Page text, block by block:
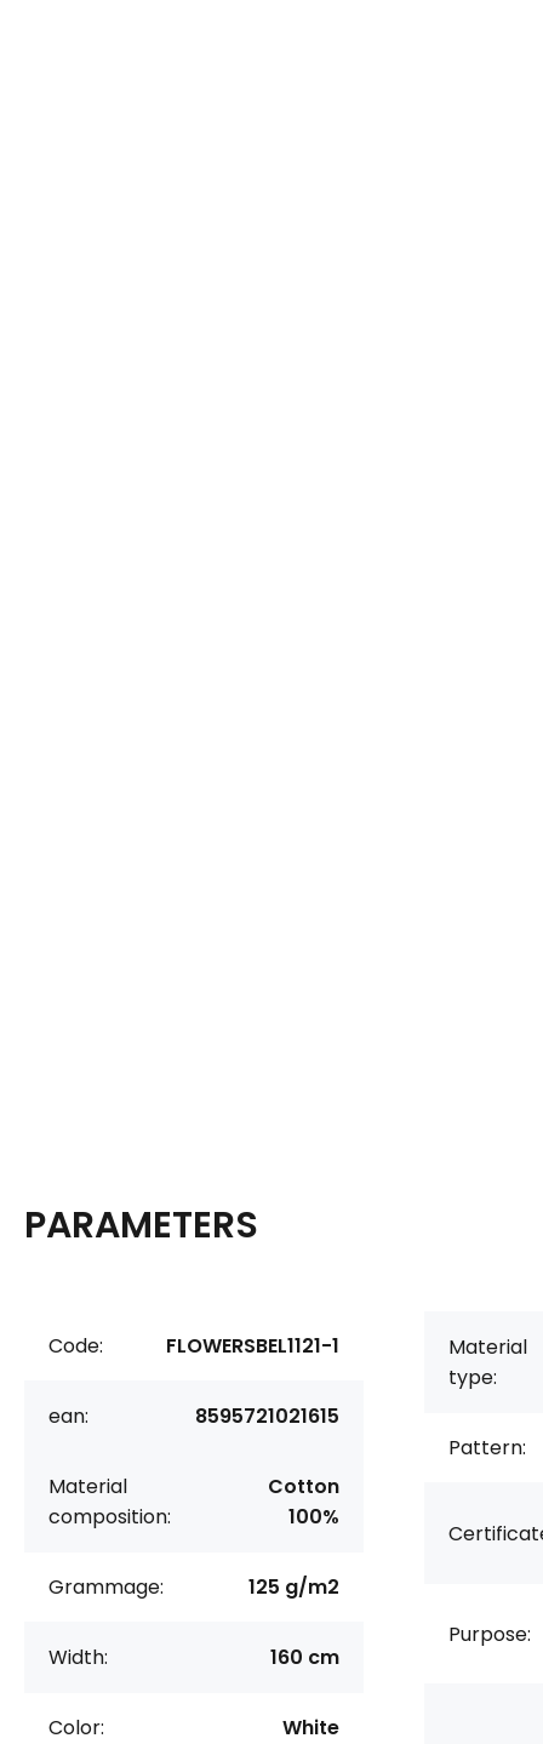
PARAMETERS
Code: FLOWERSBEL1121-1
ean: 8595721021615
Material
composition:
Cotton
100%
Grammage: 125 g/m2
Width: 160 cm
Color: White
Material
type:
Pattern:
Purpose: